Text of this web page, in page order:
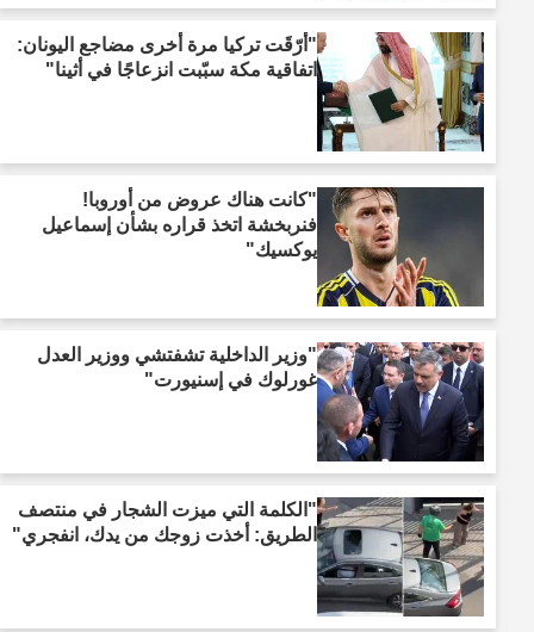
"أرّقَت تركيا مرة أخرى مضاجع اليونان:
اتفاقية مكة سبّبت انزعاجًا في أثينا"
"كانت هناك عروض من أوروبا!
فنربخشة اتخذ قراره بشأن إسماعيل
يوكسيك"
"وزير الداخلية تشفتشي ووزير العدل
غورلوك في إسنيورت"
"الكلمة التي ميزت الشجار في منتصف
الطريق: أخذت زوجك من يدك، انفجري"